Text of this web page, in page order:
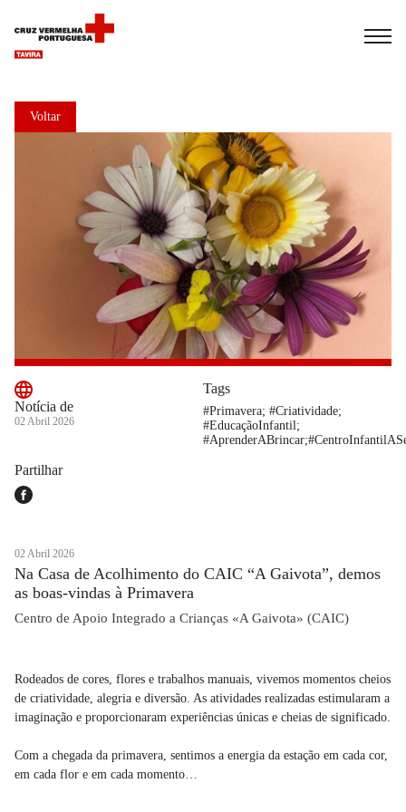
Voltar
Notícia de
02 Abril 2026
Tags
#Primavera; #Criatividade;
#EducaçãoInfantil;
Partilhar
02 Abril 2026
Na Casa de Acolhimento do CAIC “A Gaivota”, demos
as boas-vindas à Primavera
Centro de Apoio Integrado a Crianças «A Gaivota» (CAIC)
Rodeados de cores, flores e trabalhos manuais, vivemos momentos cheios
de criatividade, alegria e diversão. As atividades realizadas estimularam a
imaginação e proporcionaram experiências únicas e cheias de significado.
Com a chegada da primavera, sentimos a energia da estação em cada cor,
em cada flor e em cada momento…